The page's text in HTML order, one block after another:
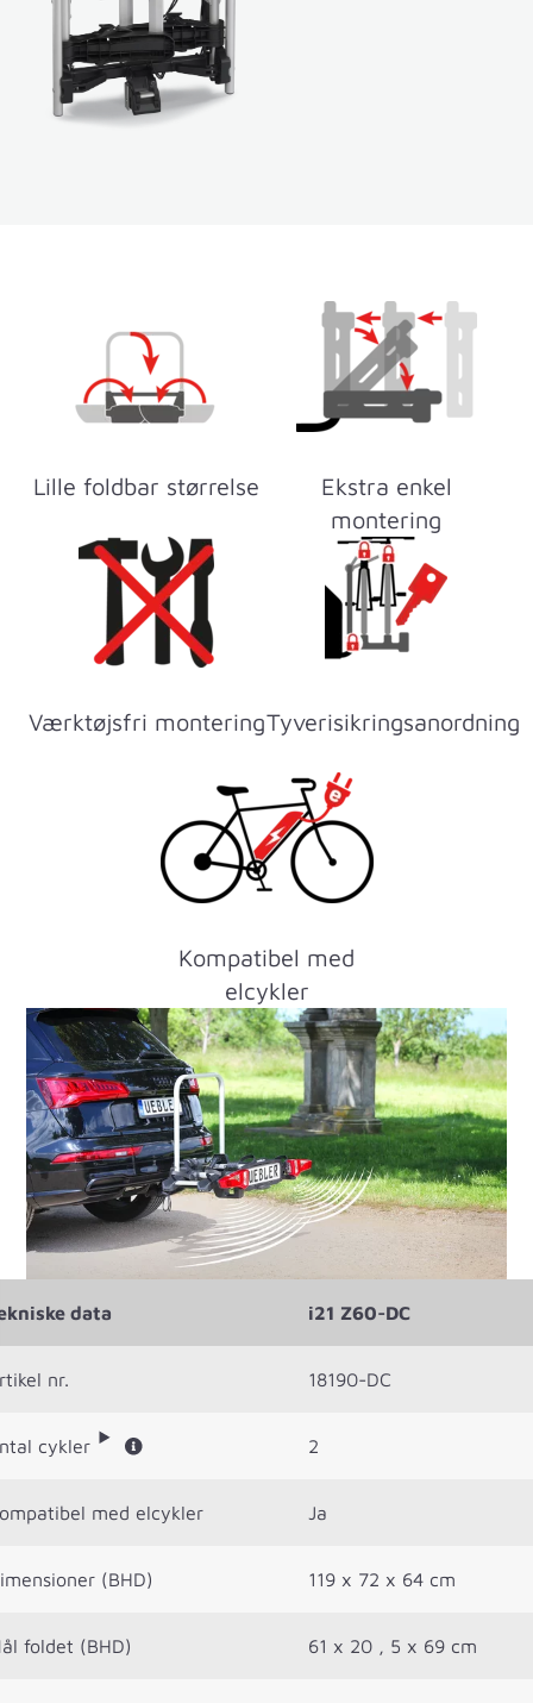
Lille foldbar størrelse
Ekstra enkel
montering
Værktøjsfri monteringTyverisikringsanordning
Kompatibel med
elcykler
data i21 Z60-DC
nr. 18190-DC
cykler 2
med elcykler Ja
(BHD) 119 x 72 x 64 cm
foldet (BHD) 61 x 20 , 5 x 69 cm